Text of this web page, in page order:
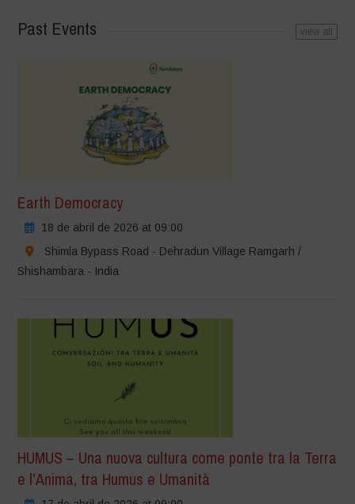
Past Events view all
Earth Democracy
18 de abril de 2026 at 09:00
Shimla Bypass Road - Dehradun Village Ramgarh /
Shishambara - India
HUMUS – Una nuova cultura come ponte tra la Terra
e l’Anima, tra Humus e Umanità